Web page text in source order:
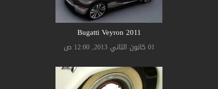
Bugatti Veyron 2011
01 كانون الثاني 2013, 12:00 ص